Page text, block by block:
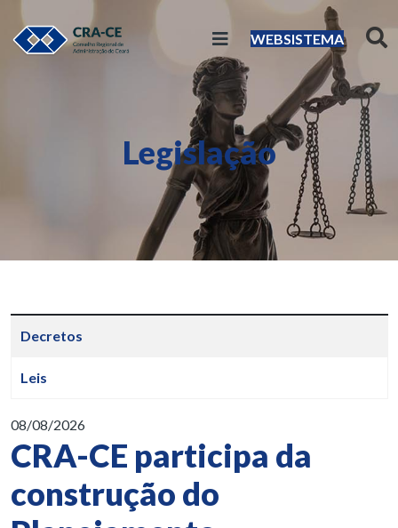
WEBSISTEMA
Legislação
Título
Decretos
Leis
08/08/2026
CRA-CE participa da
construção do